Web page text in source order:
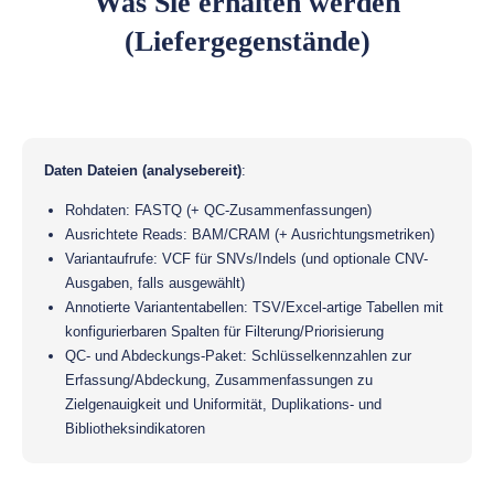
(Liefergegenstände)
Daten Dateien (analysebereit):
Rohdaten: FASTQ (+ QC-Zusammenfassungen)
Ausrichtete Reads: BAM/CRAM (+ Ausrichtungsmetriken)
Variantaufrufe: VCF für SNVs/Indels (und optionale CNV-
Ausgaben, falls ausgewählt)
Annotierte Variantentabellen: TSV/Excel-artige Tabellen mit
konfigurierbaren Spalten für Filterung/Priorisierung
QC- und Abdeckungs-Paket: Schlüsselkennzahlen zur
Erfassung/Abdeckung, Zusammenfassungen zu
Zielgenauigkeit und Uniformität, Duplikations- und
Bibliotheksindikatoren